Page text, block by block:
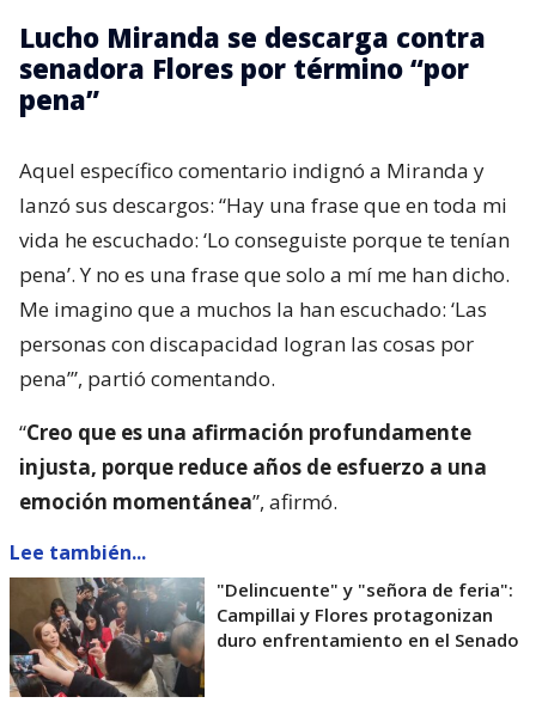
Lucho Miranda se descarga contra
senadora Flores por término “por
pena”
Aquel específico comentario indignó a Miranda y
lanzó sus descargos: “Hay una frase que en toda mi
vida he escuchado: ‘Lo conseguiste porque te tenían
pena’. Y no es una frase que solo a mí me han dicho.
Me imagino que a muchos la han escuchado: ‘Las
personas con discapacidad logran las cosas por
pena’”, partió comentando.
“Creo que es una afirmación profundamente
injusta, porque reduce años de esfuerzo a una
emoción momentánea”, afirmó.
Lee también...
"Delincuente" y "señora de feria":
Campillai y Flores protagonizan
duro enfrentamiento en el Senado